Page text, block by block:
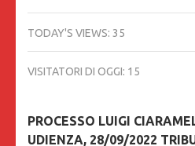
TODAY'S VIEWS: 35
VISITATORI DI OGGI: 15
PROCESSO LUIGI
UDIENZA, 28/09/2022